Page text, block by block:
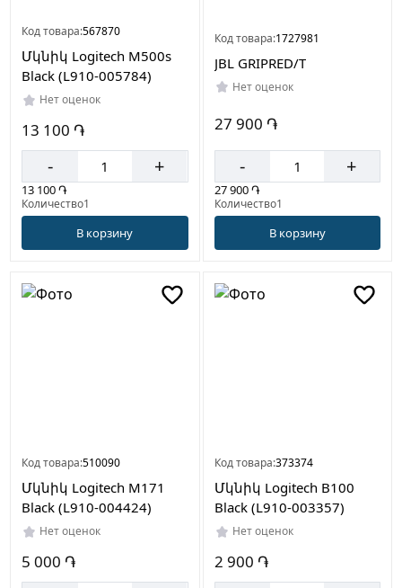
Код товара:567870
Մկնիկ Logitech M500s
Black (L910-005784)
Нет оценок
13 100 ֏
- +
13 100 ֏
Количество1
В корзину
Код товара:1727981
JBL GRIPRED/T
Нет оценок
27 900 ֏
- +
27 900 ֏
Количество1
В корзину
Код товара:510090
Մկնիկ Logitech M171
Black (L910-004424)
Нет оценок
5 000 ֏
Код товара:373374
Մկնիկ Logitech B100
Black (L910-003357)
Нет оценок
2 900 ֏